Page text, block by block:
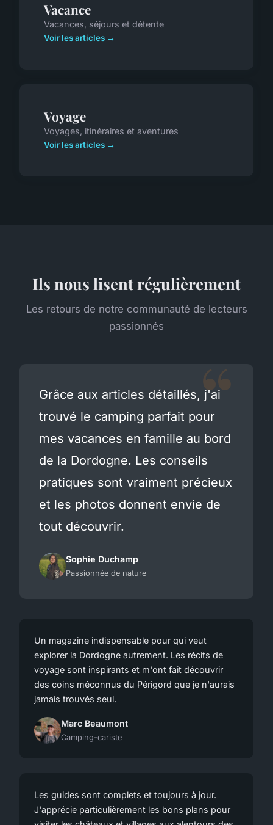
Vacance
Vacances, séjours et détente
Voir les articles →
Voyage
Voyages, itinéraires et aventures
Voir les articles →
Ils nous lisent régulièrement
Les retours de notre communauté de lecteurs
passionnés
Grâce aux articles détaillés, j'ai
trouvé le camping parfait pour
mes vacances en famille au bord
de la Dordogne. Les conseils
pratiques sont vraiment précieux
et les photos donnent envie de
tout découvrir.
Sophie Duchamp
Passionnée de nature
Un magazine indispensable pour qui veut
explorer la Dordogne autrement. Les récits de
voyage sont inspirants et m'ont fait découvrir
des coins méconnus du Périgord que je n'aurais
jamais trouvés seul.
Marc Beaumont
Camping-cariste
Les guides sont complets et toujours à jour.
J'apprécie particulièrement les bons plans pour